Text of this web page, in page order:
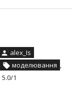
alex_Is
моделювання ,
5.0/1